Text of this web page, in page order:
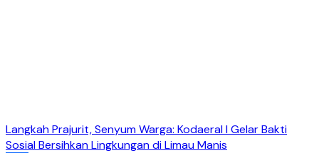
Langkah Prajurit, Senyum Warga: Kodaeral I Gelar Bakti
Sosial Bersihkan Lingkungan di Limau Manis